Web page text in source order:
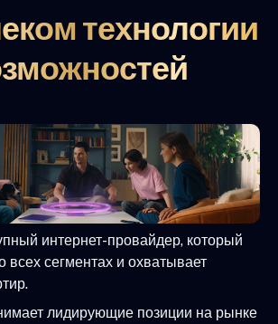
технологии
интернет-провайдер, который
всех сегментах и охватывает
лидирующие позиции на рынке